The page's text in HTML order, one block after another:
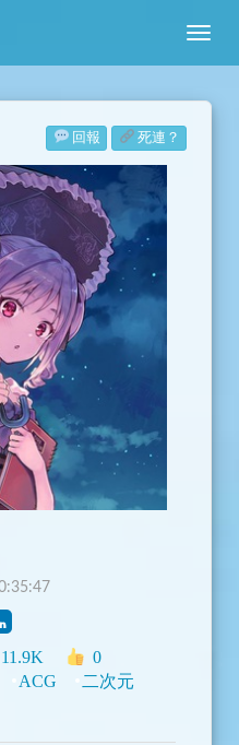
回報 死連？
11.9K
0
ACG
二次元